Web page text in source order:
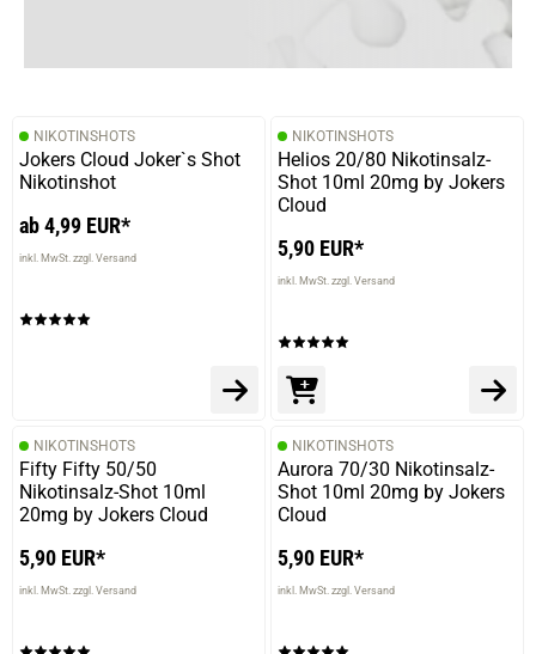
Maik W.
Natürlicher Kirschgeschmack mit einem kühlen
Frischekick ...
Trustedshops.de
17.03.2024 — via
Trustedshops.de
Björn W.
Die Bewertung erfolgte ohne Abgabe eines Kommentars
NIKOTINSHOTS
Jokers Cloud Joker`s Shot
Nikotinshot
ab 4,99 EUR*
inkl. MwSt. zzgl. Versand
NIKOTINSHOTS
Helios 20/80 Nikotinsalz-
Shot 10ml 20mg by Jokers
Cloud
5,90 EUR*
inkl. MwSt. zzgl. Versand
NIKOTINSHOTS
Fifty Fifty 50/50
Nikotinsalz-Shot 10ml
20mg by Jokers Cloud
5,90 EUR*
inkl. MwSt. zzgl. Versand
NIKOTINSHOTS
Aurora 70/30 Nikotinsalz-
Shot 10ml 20mg by Jokers
Cloud
5,90 EUR*
inkl. MwSt. zzgl. Versand